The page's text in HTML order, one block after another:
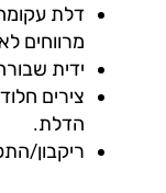
דלת עקומה:
מרווחים לא
ידית שבורה/
צירים
הדלת.
ריקבון/